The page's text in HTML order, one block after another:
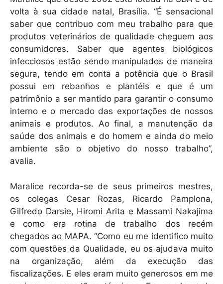
volta à sua cidade natal, Brasília. “É sensacional
saber que contribuo com meu trabalho para que
produtos veterinários de qualidade cheguem aos
consumidores. Saber que agentes biológicos
infecciosos estão sendo manipulados de maneira
segura, tendo em conta a potência que o Brasil
possui em rebanhos e plantéis e que é um
patrimônio a ser mantido para garantir o consumo
interno e o mercado das exportações de nossos
animais e produtos. Ao final, a manutenção da
saúde dos animais e do homem e ainda do meio
ambiente são o objetivo do nosso trabalho”,
avalia.
Maralice recorda-se de seus primeiros mestres,
os colegas Cesar Rozas, Ricardo Pamplona,
Gilfredo Darsie, Hiromi Arita e Massami Nakajima
e como era rotina de trabalho dos recém
chegados ao MAPA. “Como eu me identifico muito
com questões da Qualidade, eu os ajudava muito
na organização, além da execução das
fiscalizações. E eles eram muito generosos em me